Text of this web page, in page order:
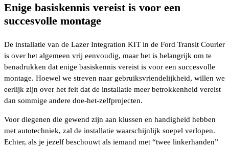
Enige basiskennis vereist is voor een
succesvolle montage
De installatie van de Lazer Integration KIT in de Ford Transit Courier
is over het algemeen vrij eenvoudig, maar het is belangrijk om te
benadrukken dat enige basiskennis vereist is voor een succesvolle
montage. Hoewel we streven naar gebruiksvriendelijkheid, willen we
eerlijk zijn over het feit dat de installatie meer betrokkenheid vereist
dan sommige andere doe-het-zelfprojecten.
Voor diegenen die gewend zijn aan klussen en handigheid hebben
met autotechniek, zal de installatie waarschijnlijk soepel verlopen.
Echter, als je jezelf beschouwt als iemand met “twee linkerhanden”